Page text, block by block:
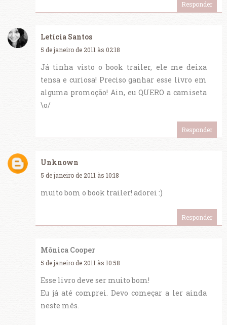
Responder
Letícia Santos
5 de janeiro de 2011 às 02:18
Já tinha visto o book trailer, ele me deixa
tensa e curiosa! Preciso ganhar esse livro em
alguma promoção! Ain, eu QUERO a camiseta
\o/
Responder
Unknown
5 de janeiro de 2011 às 10:18
muito bom o book trailer! adorei :)
Responder
Mônica Cooper
5 de janeiro de 2011 às 10:58
Esse livro deve ser muito bom!
Eu já até comprei. Devo começar a ler ainda
neste mês.